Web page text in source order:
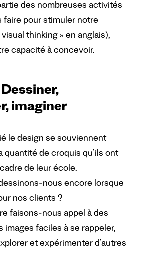
des nombreuses activités
faire pour stimuler notre
thinking » en anglais),
capacité à concevoir.
imaginer
le design se souviennent
quantité de croquis qu’ils ont
de leur école.
nous encore lorsque
nos clients ?
faisons-nous appel à des
images faciles à se rappeler,
et expérimenter d’autres